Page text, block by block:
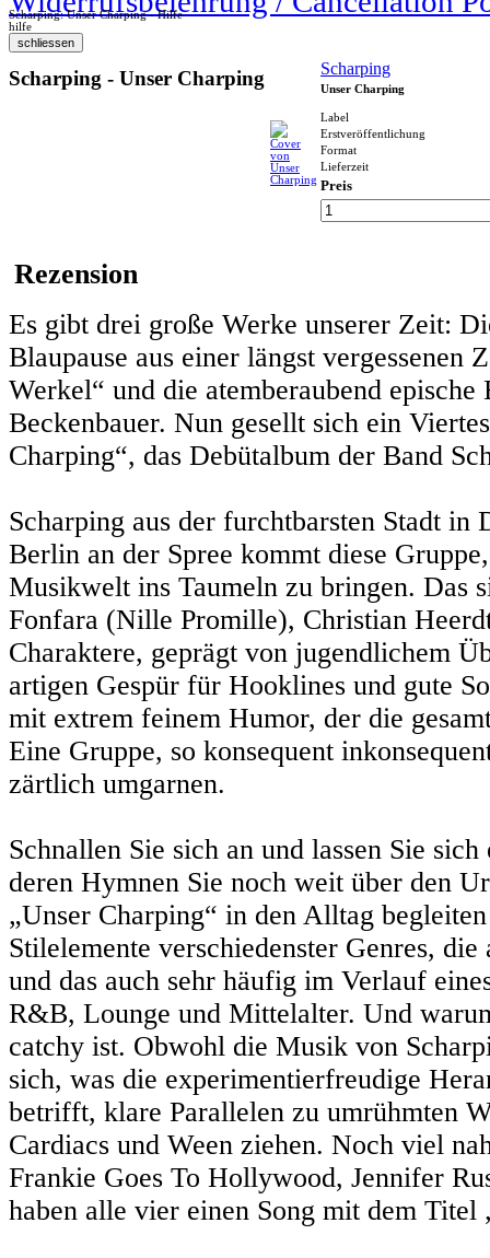
Scharping: Unser Charping - Hilfe
hilfe
Scharping - Unser Charping Scharping
Unser Charping
Label
Erstveröffentlichung
Format
Lieferzeit
Preis
Rezension
Es gibt drei große Werke unserer Zeit:
Blaupause aus einer längst
Werkel“ und die atemberaubend
Beckenbauer. Nun gesellt sich ein
Charping“, das Debütalbum der Band
Scharping aus der furchtbarsten Stadt
Berlin an der Spree kommt diese
Musikwelt ins Taumeln zu bringen.
Fonfara (Nille Promille), Christian
Charaktere, geprägt von jugendlichem
artigen Gespür für Hooklines und gute
mit extrem feinem Humor, der die
Eine Gruppe, so konsequent
zärtlich umgarnen.
Schnallen Sie sich an und lassen Sie
deren Hymnen Sie noch weit über den
„Unser Charping“ in den Alltag
Stilelemente verschiedenster Genres,
und das auch sehr häufig im Verlauf
R&B, Lounge und Mittelalter. Und
catchy ist. Obwohl die Musik von
sich, was die experimentierfreudige
betrifft, klare Parallelen zu umrühmten
Cardiacs und Ween ziehen. Noch viel
Frankie Goes To Hollywood, Jennifer
haben alle vier einen Song mit dem Titel